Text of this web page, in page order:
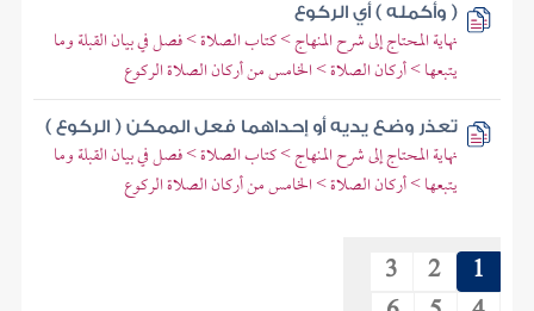
( وأكمله ) أي الركوع
نهاية المحتاج إلى شرح المنهاج > كتاب الصلاة > فصل في بيان القبلة وما
يتبعها > أركان الصلاة > الخامس من أركان الصلاة الركوع
تعذر وضع يديه أو إحداهما فعل الممكن ( الركوع )
نهاية المحتاج إلى شرح المنهاج > كتاب الصلاة > فصل في بيان القبلة وما
يتبعها > أركان الصلاة > الخامس من أركان الصلاة الركوع
1
2
3